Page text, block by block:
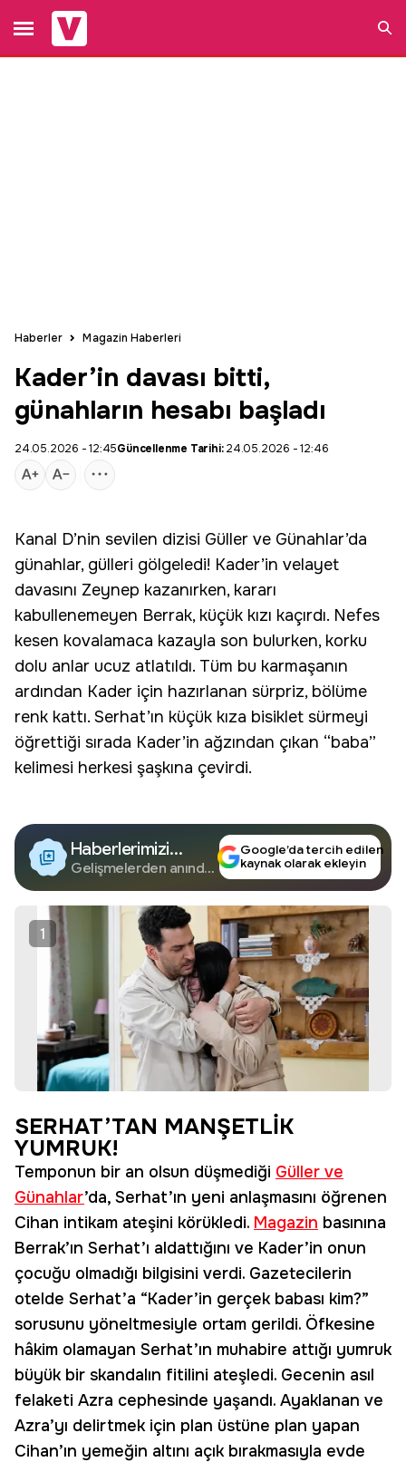
Haberler Magazin Haberleri
Kader’in davası bitti,
günahların hesabı başladı
24.05.2026 - 12:45Güncellenme Tarihi:24.05.2026 - 12:46
Kanal D’nin sevilen dizisi Güller ve Günahlar’da
günahlar, gülleri gölgeledi! Kader’in velayet
davasını Zeynep kazanırken, kararı
kabullenemeyen Berrak, küçük kızı kaçırdı. Nefes
kesen kovalamaca kazayla son bulurken, korku
dolu anlar ucuz atlatıldı. Tüm bu karmaşanın
ardından Kader için hazırlanan sürpriz, bölüme
renk kattı. Serhat’ın küçük kıza bisiklet sürmeyi
öğrettiği sırada Kader’in ağzından çıkan “baba”
kelimesi herkesi şaşkına çevirdi.
Haberlerimizi
Google'da Takip
Edin
Gelişmelerden anında
Google’da tercih edilen
kaynak olarak ekleyin
1
SERHAT’TAN MANŞETLİK
YUMRUK!
Temponun bir an olsun düşmediği Güller ve
Günahlar’da, Serhat’ın yeni anlaşmasını öğrenen
Cihan intikam ateşini körükledi. Magazin basınına
Berrak’ın Serhat’ı aldattığını ve Kader’in onun
çocuğu olmadığı bilgisini verdi. Gazetecilerin
otelde Serhat’a “Kader’in gerçek babası kim?”
sorusunu yöneltmesiyle ortam gerildi. Öfkesine
hâkim olamayan Serhat’ın muhabire attığı yumruk
büyük bir skandalın fitilini ateşledi. Gecenin asıl
felaketi Azra cephesinde yaşandı. Ayaklanan ve
Azra’yı delirtmek için plan üstüne plan yapan
Cihan’ın yemeğin altını açık bırakmasıyla evde